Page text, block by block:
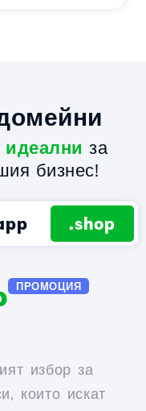
идеални за
бизнес!
.shop
ПРОМОЦИЯ
избор за
които искат